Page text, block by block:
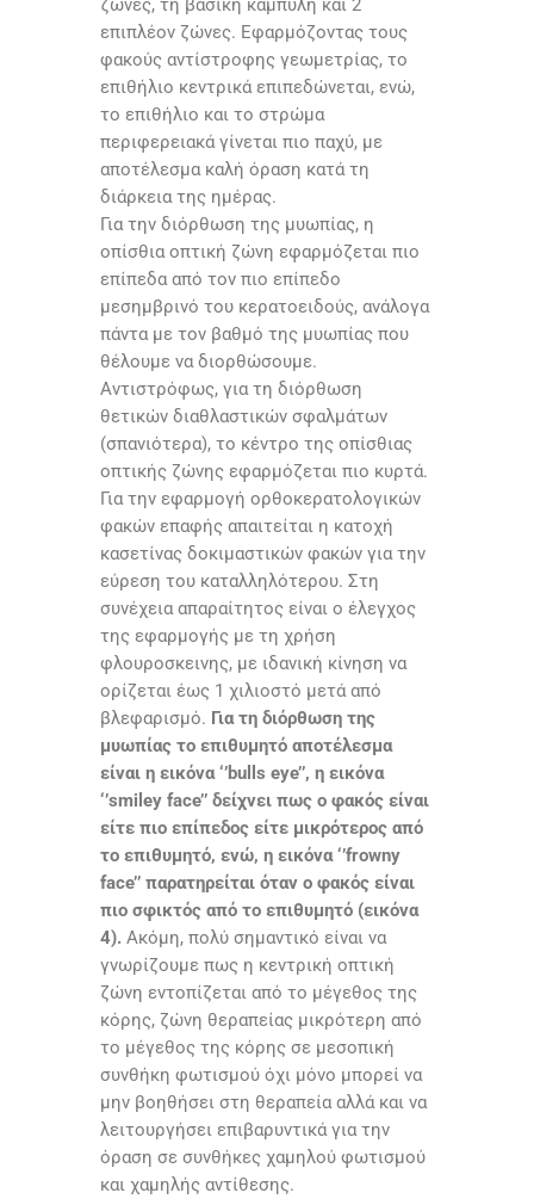
ζώνες, τη βασική καμπύλη και 2
επιπλέον ζώνες. Εφαρμόζοντας τους
φακούς αντίστροφης γεωμετρίας, το
επιθήλιο κεντρικά επιπεδώνεται, ενώ,
το επιθήλιο και το στρώμα
περιφερειακά γίνεται πιο παχύ, με
αποτέλεσμα καλή όραση κατά τη
διάρκεια της ημέρας.
Για την διόρθωση της μυωπίας, η
οπίσθια οπτική ζώνη εφαρμόζεται πιο
επίπεδα από τον πιο επίπεδο
μεσημβρινό του κερατοειδούς, ανάλογα
πάντα με τον βαθμό της μυωπίας που
θέλουμε να διορθώσουμε.
Αντιστρόφως, για τη διόρθωση
θετικών διαθλαστικών σφαλμάτων
(σπανιότερα), το κέντρο της οπίσθιας
οπτικής ζώνης εφαρμόζεται πιο κυρτά.
Για την εφαρμογή ορθοκερατολογικών
φακών επαφής απαιτείται η κατοχή
κασετίνας δοκιμαστικών φακών για την
εύρεση του καταλληλότερου. Στη
συνέχεια απαραίτητος είναι ο έλεγχος
της εφαρμογής με τη χρήση
φλουροσκεινης, με ιδανική κίνηση να
ορίζεται έως 1 χιλιοστό μετά από
βλεφαρισμό. Για τη διόρθωση της
μυωπίας το επιθυμητό αποτέλεσμα
είναι η εικόνα ‘’bulls eye’’, η εικόνα
‘’smiley face’’ δείχνει πως ο φακός είναι
είτε πιο επίπεδος είτε μικρότερος από
το επιθυμητό, ενώ, η εικόνα ‘’frowny
face’’ παρατηρείται όταν ο φακός είναι
πιο σφικτός από το επιθυμητό (εικόνα
4). Ακόμη, πολύ σημαντικό είναι να
γνωρίζουμε πως η κεντρική οπτική
ζώνη εντοπίζεται από το μέγεθος της
κόρης, ζώνη θεραπείας μικρότερη από
το μέγεθος της κόρης σε μεσοπική
συνθήκη φωτισμού όχι μόνο μπορεί να
μην βοηθήσει στη θεραπεία αλλά και να
λειτουργήσει επιβαρυντικά για την
όραση σε συνθήκες χαμηλού φωτισμού
και χαμηλής αντίθεσης.